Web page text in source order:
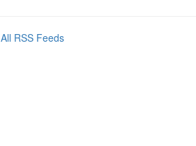
All RSS Feeds